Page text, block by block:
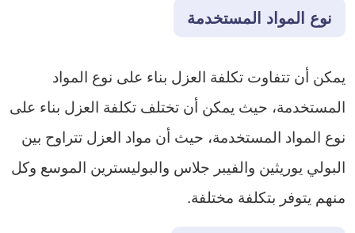
نوع المواد المستخدمة
يمكن أن تتفاوت تكلفة العزل بناء على نوع المواد
المستخدمة، حيث يمكن أن تختلف تكلفة العزل بناء على
نوع المواد المستخدمة، حيث أن مواد العزل تتراوح بين
البولي يوريثين والفيبر جلاس والبوليسترين الموسع وكل
منهم يتوفر بتكلفة مختلفة.